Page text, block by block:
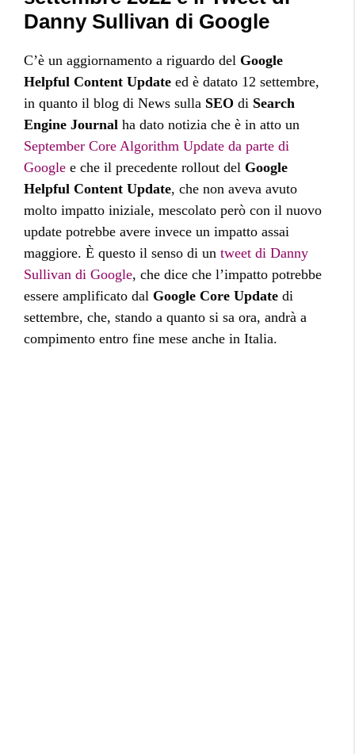
Danny Sullivan di Google
C’è un aggiornamento a riguardo del Google
Helpful Content Update ed è datato 12 settembre,
in quanto il blog di News sulla SEO di Search
Engine Journal ha dato notizia che è in atto un
September Core Algorithm Update da parte di
Google e che il precedente rollout del Google
Helpful Content Update, che non aveva avuto
molto impatto iniziale, mescolato però con il nuovo
update potrebbe avere invece un impatto assai
maggiore. È questo il senso di un tweet di Danny
Sullivan di Google, che dice che l’impatto potrebbe
essere amplificato dal Google Core Update di
settembre, che, stando a quanto si sa ora, andrà a
compimento entro fine mese anche in Italia.